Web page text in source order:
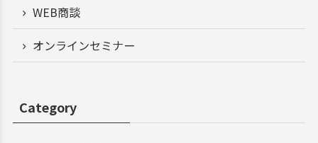
WEB商談
オンラインセミナー
Category